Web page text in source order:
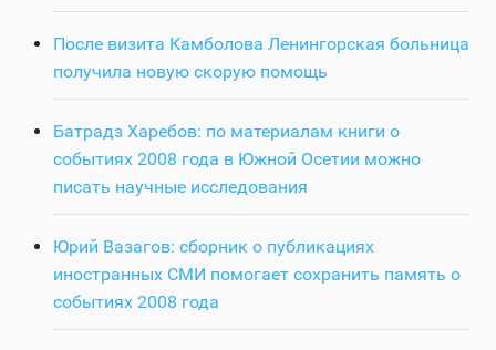
После визита Камболова Ленингорская больница
получила новую скорую помощь
Батрадз Харебов: по материалам книги о
событиях 2008 года в Южной Осетии можно
писать научные исследования
Юрий Вазагов: сборник о публикациях
иностранных СМИ помогает сохранить память о
событиях 2008 года